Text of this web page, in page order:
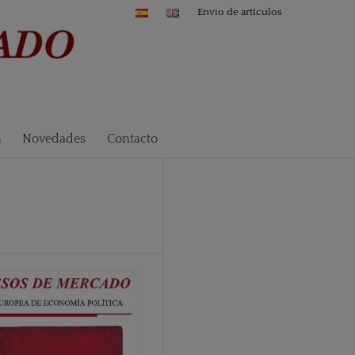
Novedades Contacto
Envío de artículos